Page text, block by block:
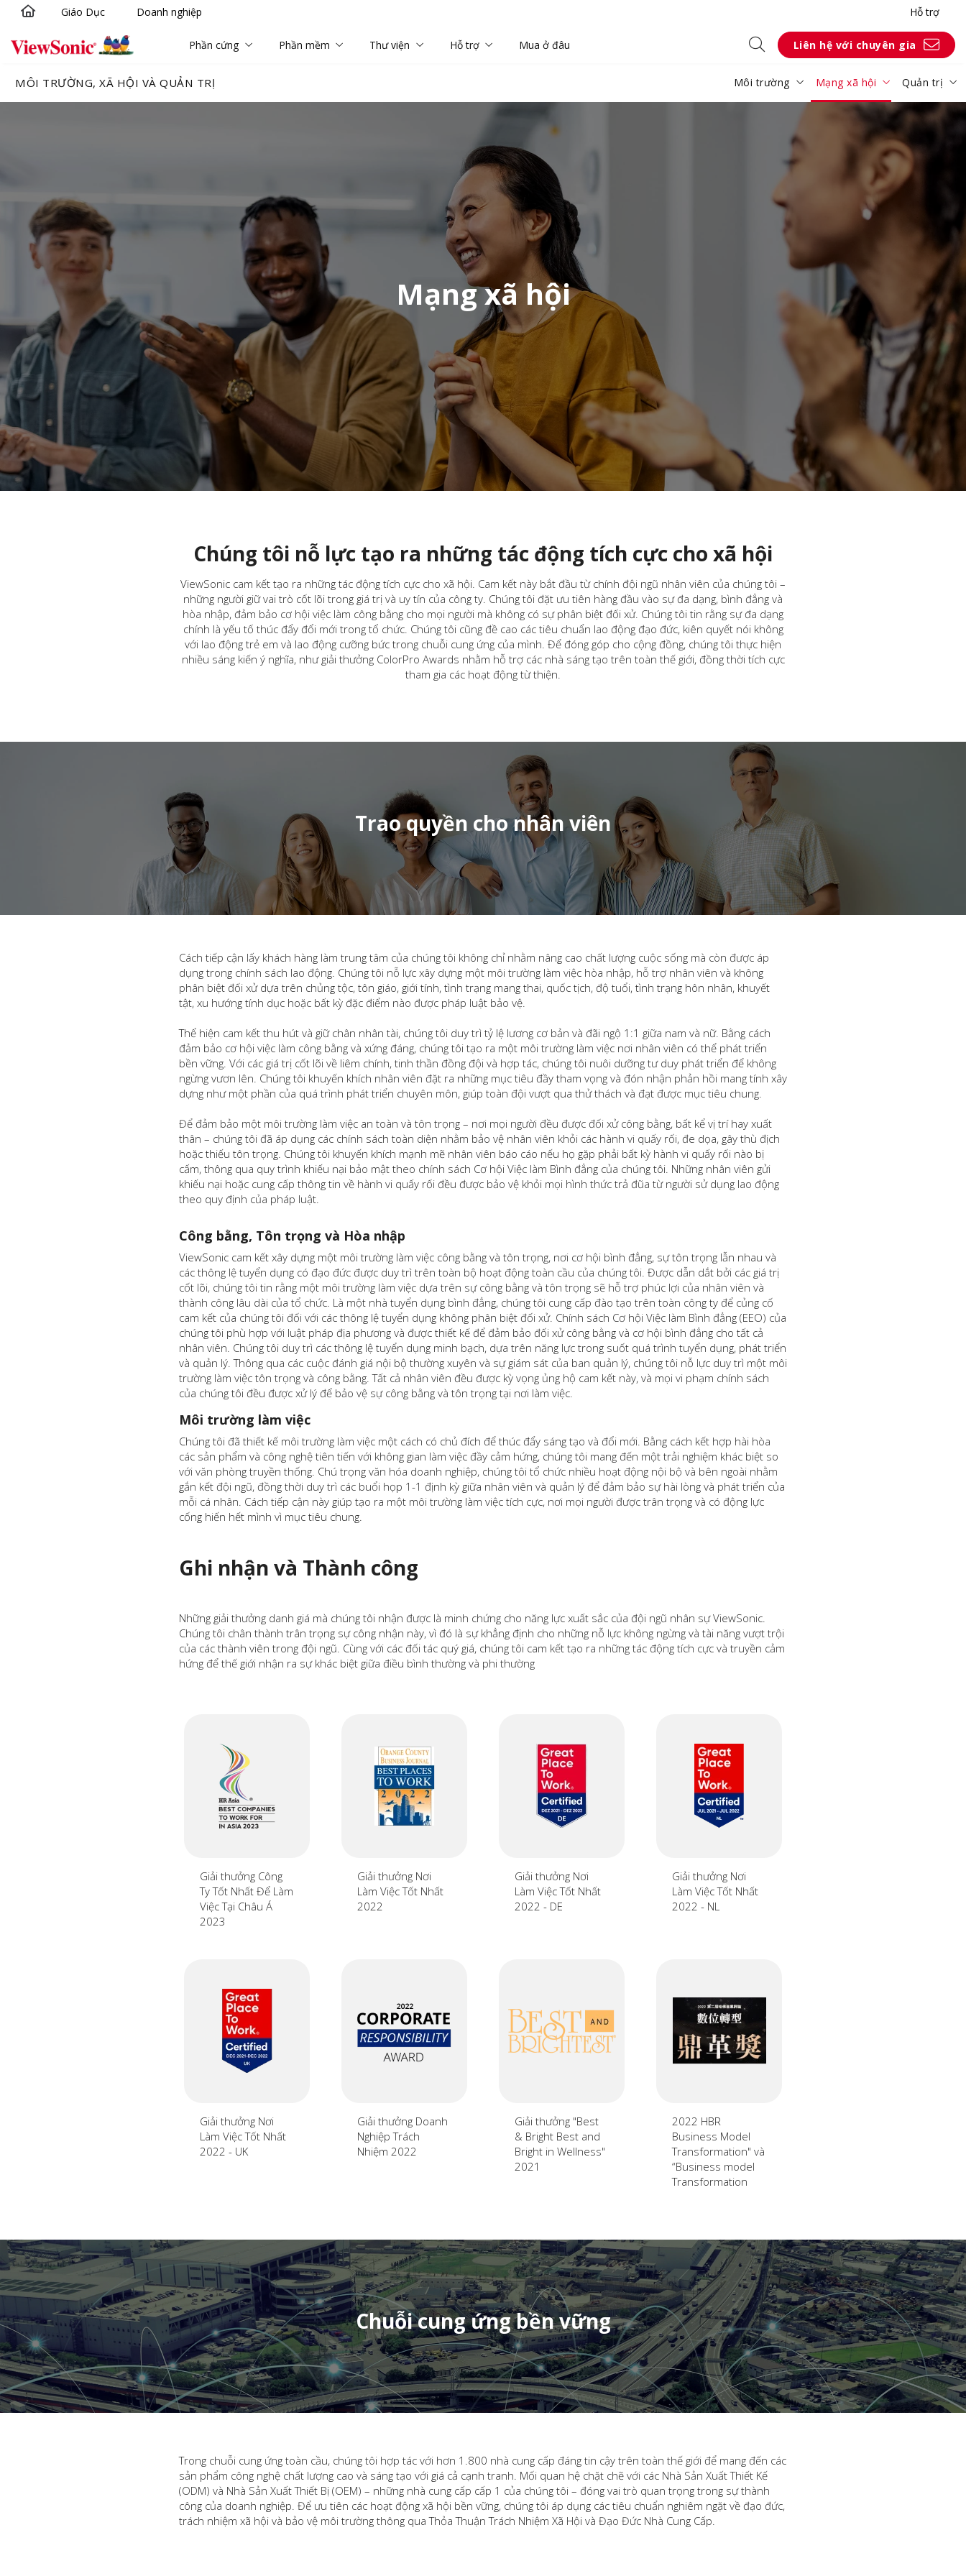
Chuyển đến nội dung chính
Giáo Dục Doanh nghiệp Hỗ trợ
Phần cứng Phần mềm Thư viện Hỗ trợ Mua ở đâu Liên hệ với chuyên gia
MÔI TRƯỜNG, XÃ HỘI VÀ QUẢN TRỊ Môi trường Mạng xã hội Quản trị
Mạng xã hội
Chúng tôi nỗ lực tạo ra những tác động tích cực cho xã hội
ViewSonic cam kết tạo ra những tác động tích cực cho xã hội. Cam kết này bắt đầu từ chính đội ngũ nhân viên của chúng tôi –
những người giữ vai trò cốt lõi trong giá trị và uy tín của công ty. Chúng tôi đặt ưu tiên hàng đầu vào sự đa dạng, bình đẳng và
hòa nhập, đảm bảo cơ hội việc làm công bằng cho mọi người mà không có sự phân biệt đối xử. Chúng tôi tin rằng sự đa dạng
chính là yếu tố thúc đẩy đổi mới trong tổ chức. Chúng tôi cũng đề cao các tiêu chuẩn lao động đạo đức, kiên quyết nói không
với lao động trẻ em và lao động cưỡng bức trong chuỗi cung ứng của mình. Để đóng góp cho cộng đồng, chúng tôi thực hiện
nhiều sáng kiến ý nghĩa, như giải thưởng ColorPro Awards nhằm hỗ trợ các nhà sáng tạo trên toàn thế giới, đồng thời tích cực
tham gia các hoạt động từ thiện.
Trao quyền cho nhân viên
Cách tiếp cận lấy khách hàng làm trung tâm của chúng tôi không chỉ nhằm nâng cao chất lượng cuộc sống mà còn được áp
dụng trong chính sách lao động. Chúng tôi nỗ lực xây dựng một môi trường làm việc hòa nhập, hỗ trợ nhân viên và không
phân biệt đối xử dựa trên chủng tộc, tôn giáo, giới tính, tình trạng mang thai, quốc tịch, độ tuổi, tình trạng hôn nhân, khuyết
tật, xu hướng tính dục hoặc bất kỳ đặc điểm nào được pháp luật bảo vệ.
Thể hiện cam kết thu hút và giữ chân nhân tài, chúng tôi duy trì tỷ lệ lương cơ bản và đãi ngộ 1:1 giữa nam và nữ. Bằng cách
đảm bảo cơ hội việc làm công bằng và xứng đáng, chúng tôi tạo ra một môi trường làm việc nơi nhân viên có thể phát triển
bền vững. Với các giá trị cốt lõi về liêm chính, tinh thần đồng đội và hợp tác, chúng tôi nuôi dưỡng tư duy phát triển để không
ngừng vươn lên. Chúng tôi khuyến khích nhân viên đặt ra những mục tiêu đầy tham vọng và đón nhận phản hồi mang tính xây
dựng như một phần của quá trình phát triển chuyên môn, giúp toàn đội vượt qua thử thách và đạt được mục tiêu chung.
Để đảm bảo một môi trường làm việc an toàn và tôn trọng – nơi mọi người đều được đối xử công bằng, bất kể vị trí hay xuất
thân – chúng tôi đã áp dụng các chính sách toàn diện nhằm bảo vệ nhân viên khỏi các hành vi quấy rối, đe dọa, gây thù địch
hoặc thiếu tôn trọng. Chúng tôi khuyến khích mạnh mẽ nhân viên báo cáo nếu họ gặp phải bất kỳ hành vi quấy rối nào bị
cấm, thông qua quy trình khiếu nại bảo mật theo chính sách Cơ hội Việc làm Bình đẳng của chúng tôi. Những nhân viên gửi
khiếu nại hoặc cung cấp thông tin về hành vi quấy rối đều được bảo vệ khỏi mọi hình thức trả đũa từ người sử dụng lao động
theo quy định của pháp luật.
Công bằng, Tôn trọng và Hòa nhập
ViewSonic cam kết xây dựng một môi trường làm việc công bằng và tôn trọng, nơi cơ hội bình đẳng, sự tôn trọng lẫn nhau và
các thông lệ tuyển dụng có đạo đức được duy trì trên toàn bộ hoạt động toàn cầu của chúng tôi. Được dẫn dắt bởi các giá trị
cốt lõi, chúng tôi tin rằng một môi trường làm việc dựa trên sự công bằng và tôn trọng sẽ hỗ trợ phúc lợi của nhân viên và
thành công lâu dài của tổ chức. Là một nhà tuyển dụng bình đẳng, chúng tôi cung cấp đào tạo trên toàn công ty để củng cố
cam kết của chúng tôi đối với các thông lệ tuyển dụng không phân biệt đối xử. Chính sách Cơ hội Việc làm Bình đẳng (EEO) của
chúng tôi phù hợp với luật pháp địa phương và được thiết kế để đảm bảo đối xử công bằng và cơ hội bình đẳng cho tất cả
nhân viên. Chúng tôi duy trì các thông lệ tuyển dụng minh bạch, dựa trên năng lực trong suốt quá trình tuyển dụng, phát triển
và quản lý. Thông qua các cuộc đánh giá nội bộ thường xuyên và sự giám sát của ban quản lý, chúng tôi nỗ lực duy trì một môi
trường làm việc tôn trọng và công bằng. Tất cả nhân viên đều được kỳ vọng ủng hộ cam kết này, và mọi vi phạm chính sách
của chúng tôi đều được xử lý để bảo vệ sự công bằng và tôn trọng tại nơi làm việc.
Môi trường làm việc
Chúng tôi đã thiết kế môi trường làm việc một cách có chủ đích để thúc đẩy sáng tạo và đổi mới. Bằng cách kết hợp hài hòa
các sản phẩm và công nghệ tiên tiến với không gian làm việc đầy cảm hứng, chúng tôi mang đến một trải nghiệm khác biệt so
với văn phòng truyền thống. Chú trọng văn hóa doanh nghiệp, chúng tôi tổ chức nhiều hoạt động nội bộ và bên ngoài nhằm
gắn kết đội ngũ, đồng thời duy trì các buổi họp 1-1 định kỳ giữa nhân viên và quản lý để đảm bảo sự hài lòng và phát triển của
mỗi cá nhân. Cách tiếp cận này giúp tạo ra một môi trường làm việc tích cực, nơi mọi người được trân trọng và có động lực
cống hiến hết mình vì mục tiêu chung.
Ghi nhận và Thành công
Những giải thưởng danh giá mà chúng tôi nhận được là minh chứng cho năng lực xuất sắc của đội ngũ nhân sự ViewSonic.
Chúng tôi chân thành trân trọng sự công nhận này, vì đó là sự khẳng định cho những nỗ lực không ngừng và tài năng vượt trội
của các thành viên trong đội ngũ. Cùng với các đối tác quý giá, chúng tôi cam kết tạo ra những tác động tích cực và truyền cảm
hứng để thế giới nhận ra sự khác biệt giữa điều bình thường và phi thường
Giải thưởng Công
Ty Tốt Nhất Để Làm
Việc Tại Châu Á
2023
Giải thưởng Nơi
Làm Việc Tốt Nhất
2022
Giải thưởng Nơi
Làm Việc Tốt Nhất
2022 - DE
Giải thưởng Nơi
Làm Việc Tốt Nhất
2022 - NL
Giải thưởng Nơi
Làm Việc Tốt Nhất
2022 - UK
Giải thưởng Doanh
Nghiệp Trách
Nhiệm 2022
Giải thưởng "Best
& Bright Best and
Bright in Wellness"
2021
2022 HBR
Business Model
Transformation" và
“Business model
Transformation
Chuỗi cung ứng bền vững
Trong chuỗi cung ứng toàn cầu, chúng tôi hợp tác với hơn 1.800 nhà cung cấp đáng tin cậy trên toàn thế giới để mang đến các
sản phẩm công nghệ chất lượng cao và sáng tạo với giá cả cạnh tranh. Mối quan hệ chặt chẽ với các Nhà Sản Xuất Thiết Kế
(ODM) và Nhà Sản Xuất Thiết Bị (OEM) – những nhà cung cấp cấp 1 của chúng tôi – đóng vai trò quan trọng trong sự thành
công của doanh nghiệp. Để ưu tiên các hoạt động xã hội bền vững, chúng tôi áp dụng các tiêu chuẩn nghiêm ngặt về đạo đức,
trách nhiệm xã hội và bảo vệ môi trường thông qua Thỏa Thuận Trách Nhiệm Xã Hội và Đạo Đức Nhà Cung Cấp.